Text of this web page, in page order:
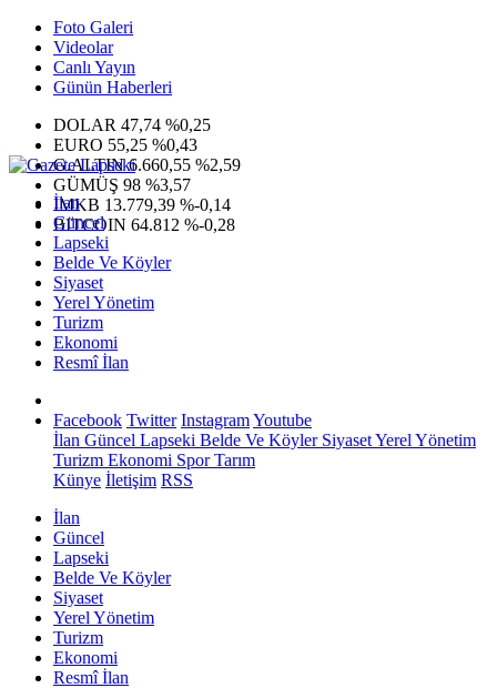
Foto Galeri
Videolar
Canlı Yayın
Günün Haberleri
DOLAR 47,74 %0,25
EURO 55,25 %0,43
G.ALTIN6.660,55 %2,59
GÜMÜŞ 98 %3,57
IMKB 13.779,39 %-0,14
BITCOIN 64.812 %-0,28
İlan
Güncel
Lapseki
Belde Ve Köyler
Siyaset
Yerel Yönetim
Turizm
Ekonomi
Resmî İlan
Facebook Twitter InstagramYoutube
İlan Güncel Lapseki Belde Ve KöylerSiyasetYerel Yönetim
Turizm Ekonomi SporTarım
Künye İletişim RSS
İlan
Güncel
Lapseki
Belde Ve Köyler
Siyaset
Yerel Yönetim
Turizm
Ekonomi
Resmî İlan